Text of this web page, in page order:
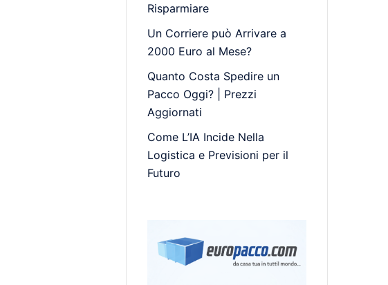
Risparmiare
Un Corriere può Arrivare a
2000 Euro al Mese?
Quanto Costa Spedire un
Pacco Oggi? | Prezzi
Aggiornati
Come L’IA Incide Nella
Logistica e Previsioni per il
Futuro